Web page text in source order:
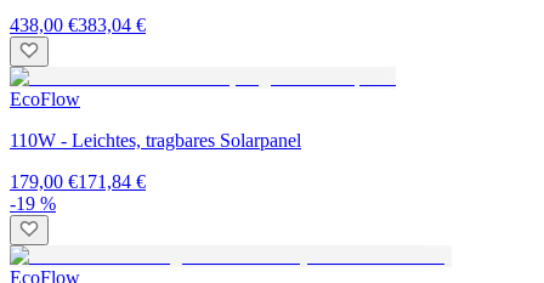
438,00 €383,04 €
EcoFlow
110W - Leichtes, tragbares Solarpanel
179,00 €171,84 €
-19 %
EcoFlow